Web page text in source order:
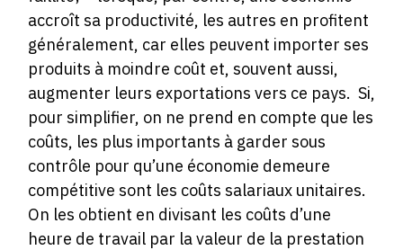
accroît sa productivité, les autres en profitent
généralement, car elles peuvent importer ses
produits à moindre coût et, souvent aussi,
augmenter leurs exportations vers ce pays. Si,
pour simplifier, on ne prend en compte que les
coûts, les plus importants à garder sous
contrôle pour qu’une économie demeure
compétitive sont les coûts salariaux unitaires.
On les obtient en divisant les coûts d’une
heure de travail par la valeur de la prestation